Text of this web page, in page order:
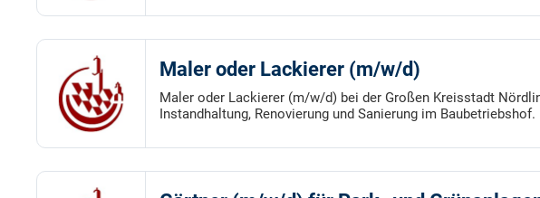
Maler oder Lackierer (m/w/d)
Maler oder Lackierer (m/w/d) bei der Großen Kreisstadt
Instandhaltung, Renovierung und Sanierung im Baubetriebshof.